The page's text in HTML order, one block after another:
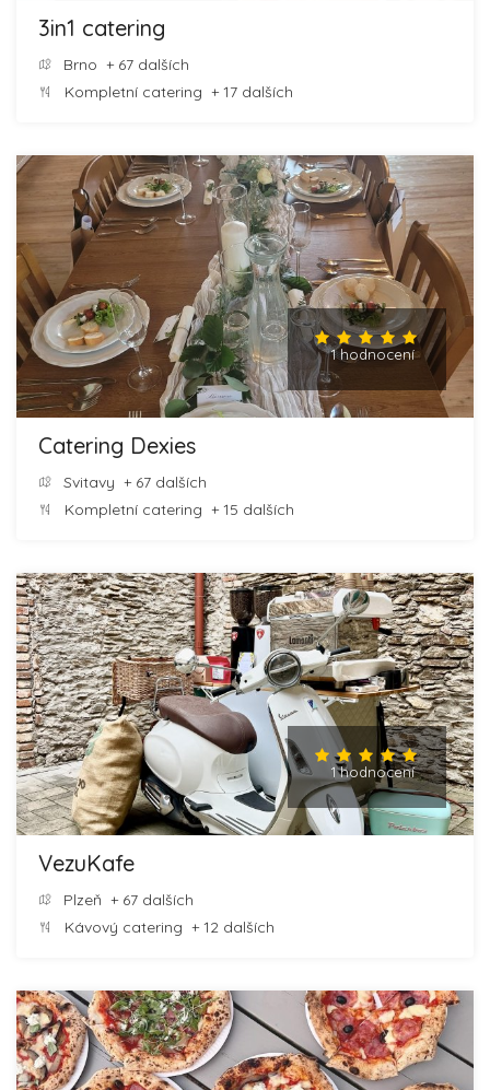
3in1 catering
Brno + 67 dalších
Kompletní catering + 17 dalších
1 hodnocení
Catering Dexies
Svitavy + 67 dalších
Kompletní catering + 15 dalších
1 hodnocení
VezuKafe
Plzeň + 67 dalších
Kávový catering + 12 dalších